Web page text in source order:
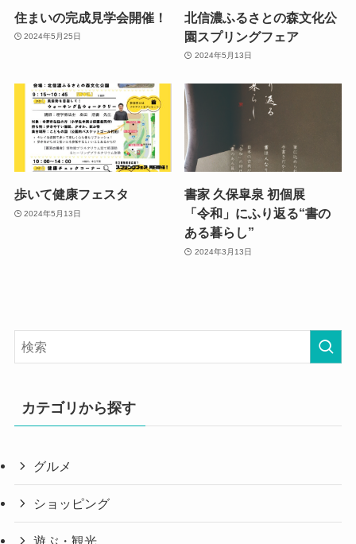
住まいの完成見学会開催！
2024年5月25日
北信濃ふるさとの森文化公
園スプリングフェア
2024年5月13日
歩いて健康フェスタ
2024年5月13日
書家 久保皐泉 初個展
「令和」にふり返る“書の
ある暮らし”
2024年3月13日
カテゴリから探す
グルメ
ショッピング
遊ぶ・観光